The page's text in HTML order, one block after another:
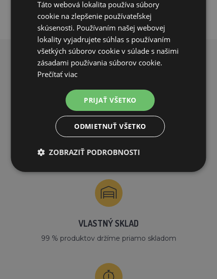
PREČO NAKUPOVAŤ U NÁS?
DOPRAVA ZDARMA
na všetky objednávky od 200€ vrátane DPH.
VLASTNÝ SKLAD
99 % produktov držíme priamo skladom
Táto webová lokalita používa súbory
cookie na zlepšenie používateľskej
skúsenosti. Používaním našej webovej
lokality vyjadrujete súhlas s používaním
všetkých súborov cookie v súlade s našimi
zásadami používania súborov cookie.
Prečítať viac
PRIJAŤ VŠETKO
ODMIETNUŤ VŠETKO
ZOBRAZIŤ PODROBNOSTI